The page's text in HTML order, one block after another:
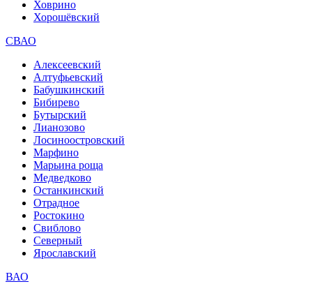
Ховрино
Хорошёвский
СВАО
Алексеевский
Алтуфьевский
Бабушкинский
Бибирево
Бутырский
Лианозово
Лосиноостровский
Марфино
Марьина роща
Медведково
Останкинский
Отрадное
Ростокино
Свиблово
Северный
Ярославский
ВАО